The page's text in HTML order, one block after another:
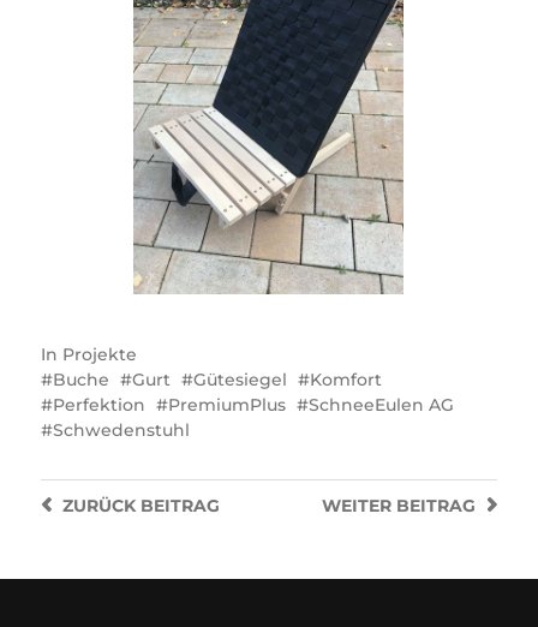
In Projekte
Buche
Gurt Gütesiegel
Komfort
Perfektion
PremiumPlus
SchneeEulen AG
Schwedenstuhl
WEITER BEITRAG
ZURÜCKBEITRAG